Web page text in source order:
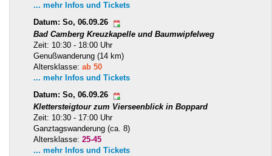
... mehr Infos und Tickets
Datum: So, 06.09.26
Bad Camberg Kreuzkapelle und Baumwipfelweg
Zeit: 10:30 - 18:00 Uhr
Genußwanderung (14 km)
Altersklasse: ab 50
... mehr Infos und Tickets
Datum: So, 06.09.26
Klettersteigtour zum Vierseenblick in Boppard
Zeit: 10:30 - 17:00 Uhr
Ganztagswanderung (ca. 8)
Altersklasse: 25-45
... mehr Infos und Tickets